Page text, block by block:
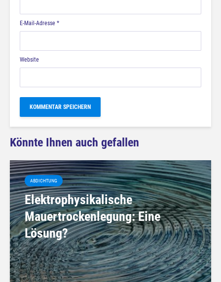
E-Mail-Adresse *
Website
Könnte Ihnen auch gefallen
ABDICHTUNG
Elektrophysikalische
Mauertrockenlegung: Eine
Lösung?